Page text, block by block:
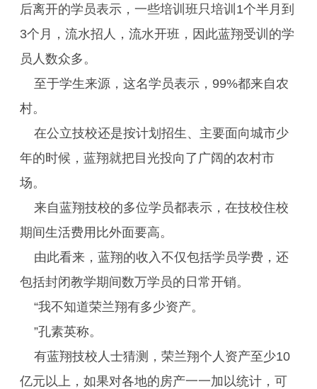
后离开的学员表示，一些培训班只培训1个半月到
3个月，流水招人，流水开班，因此蓝翔受训的学
员人数众多。
至于学生来源，这名学员表示，99%都来自农
村。
在公立技校还是按计划招生、主要面向城市少
年的时候，蓝翔就把目光投向了广阔的农村市
场。
来自蓝翔技校的多位学员都表示，在技校住校
期间生活费用比外面要高。
由此看来，蓝翔的收入不仅包括学员学费，还
包括封闭教学期间数万学员的日常开销。
“我不知道荣兰翔有多少资产。
”孔素英称。
有蓝翔技校人士猜测，荣兰翔个人资产至少10
亿元以上，如果对各地的房产一一加以统计，可